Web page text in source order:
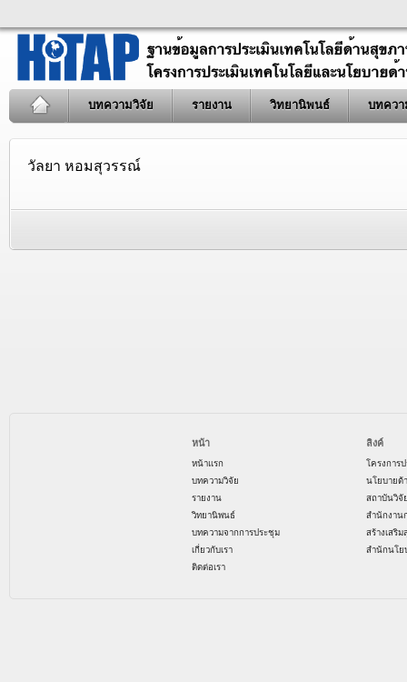
บทความวิจัย รายงาน วิทยานิพนธ์ บทควา
วัลยา หอมสุวรรณ์
หน้า
หน้าแรก
บทความวิจัย
รายงาน
วิทยานิพนธ์
บทความจากการประชุม
เกี่ยวกับเรา
ติดต่อเรา
ลิงค์
โครงการ
นโยบายด้
สถาบันวิจั
สำนักงาน
สร้างเสริ
สำนักนโย